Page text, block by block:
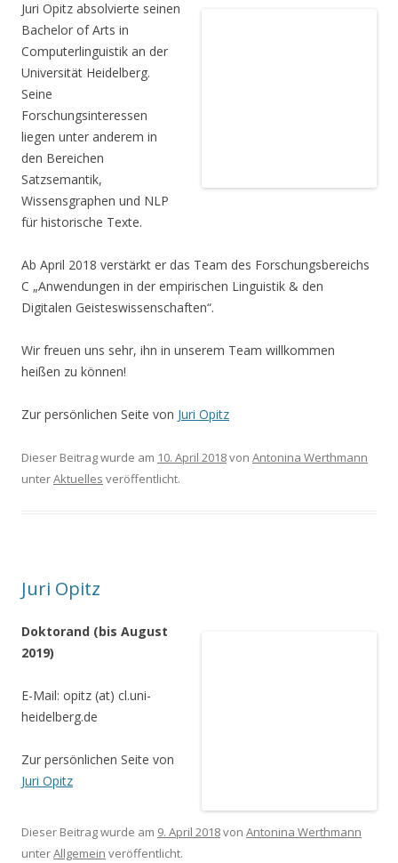
Juri Opitz absolvierte seinen
Bachelor of Arts in
Computerlinguistik an der
Universität Heidelberg.
Seine
Forschungsinteressen
liegen unter anderem in
den Bereichen
Satzsemantik,
Wissensgraphen und NLP
für historische Texte.
Ab April 2018 verstärkt er das Team des Forschungsbereichs
C „Anwendungen in der empirischen Linguistik & den
Digitalen Geisteswissenschaften“.
Wir freuen uns sehr, ihn in unserem Team willkommen
heißen zu können!
Zur persönlichen Seite von Juri Opitz
Dieser Beitrag wurde am 10. April 2018von Antonina Werthmann
unterAktuelles veröffentlicht.
Juri Opitz
Doktorand (bis August
2019)
E-Mail: opitz (at) cl.uni-
heidelberg.de
Zur persönlichen Seite von
Juri Opitz
Dieser Beitrag wurde am 9. April 2018von Antonina Werthmann
unterAllgemein veröffentlicht.